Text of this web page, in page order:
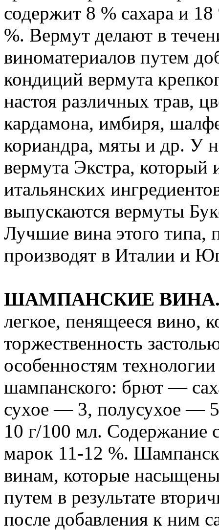
содержит 8 % сахара и
%. Вермут делают в
виноматериалов путем
кондиций вермута
настоя различных трав,
кардамона, имбиря,
кориандра, мяты и др. У
вермута Экстра, который
итальянских
выпускаются вермуты
Лучшие вина этого типа,
производят в Италии и
ШАМПАНСКИЕ
легкое, пенящееся вино,
торжественность
особенностям
шампанского: брют —
сухое — 3, полусухое —
10 г/100 мл. Содержание
марок 11-12 %.
винам, которые
путем в результате
после добавления к ним